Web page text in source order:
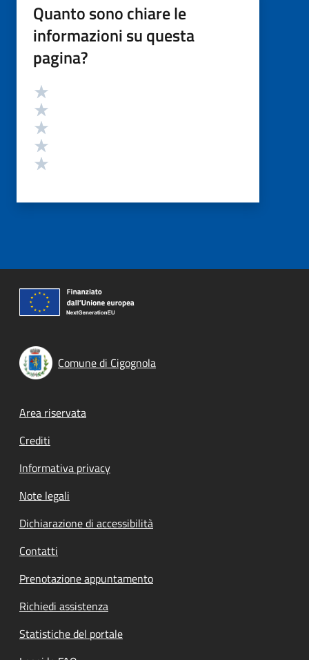
Quanto sono chiare le
informazioni su questa
pagina?
Valutazione
Comune di Cigognola
Footer menu
Area riservata
Crediti
Informativa privacy
Note legali
Dichiarazione di accessibilità
Contatti
Prenotazione appuntamento
Richiedi assistenza
Statistiche del portale